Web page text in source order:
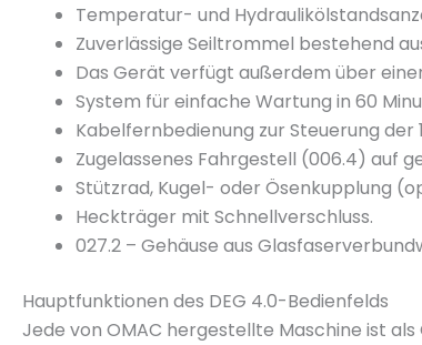
Temperatur- und
Zuverlässige Seiltrommel bestehend
Das Gerät verfügt außerdem über
System für einfache Wartung in 60
Kabelfernbedienung zur Steuerung der
Zugelassenes Fahrgestell (006.4) auf
Stützrad, Kugel- oder Ösenkupplung
Heckträger mit Schnellverschluss.
027.2 – Gehäuse aus
Hauptfunktionen des DEG 4.0-Bedienfelds
Jede von OMAC hergestellte Maschine ist